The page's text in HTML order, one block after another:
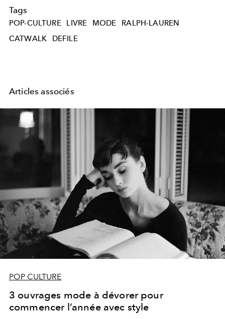
Tags
POP-CULTURE LIVRE MODE
RALPH-LAUREN
CATWALK
DEFILE
Articles associés
POP CULTURE
3 ouvrages mode à dévorer pour
commencer l’année avec style